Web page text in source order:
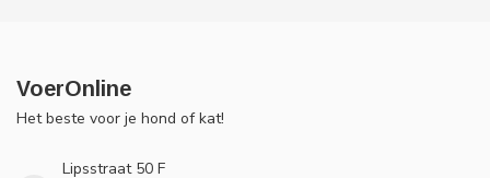
VoerOnline
Het beste voor je hond of kat!
Lipsstraat 50 F